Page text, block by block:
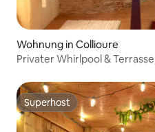
Wohnung in Collioure
Privater Whirlpool &
Superhost
Superhost